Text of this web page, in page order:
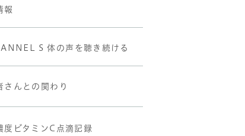
報
S 体の声を聴き続ける
さんとの関わり
度ビタミンC点滴記録